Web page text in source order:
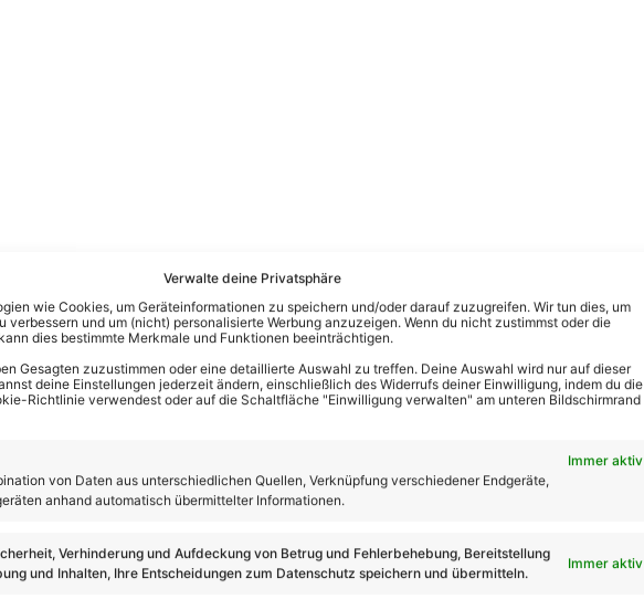
Verwalte deine Privatsphäre
wie Cookies, um Geräteinformationen zu speichern und/oder darauf zuzugreifen. Wir tun dies, um
verbessern und um (nicht) personalisierte Werbung anzuzeigen. Wenn du nicht zustimmst oder die
dies bestimmte Merkmale und Funktionen beeinträchtigen.
Gesagten zuzustimmen oder eine detaillierte Auswahl zu treffen. Deine Auswahl wird nur auf dieser
deine Einstellungen jederzeit ändern, einschließlich des Widerrufs deiner Einwilligung, indem du die
Richtlinie verwendest oder auf die Schaltfläche "Einwilligung verwalten" am unteren Bildschirmrand
Immer aktiv
von Daten aus unterschiedlichen Quellen, Verknüpfung verschiedener Endgeräte,
anhand automatisch übermittelter Informationen.
Verhinderung und Aufdeckung von Betrug und Fehlerbehebung, Bereitstellung
und Inhalten, Ihre Entscheidungen zum Datenschutz speichern und übermitteln.
Immer aktiv
gibt es keine Ausgaben vom ZDF-Fernsehgarten!